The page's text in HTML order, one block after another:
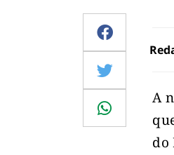
A
do